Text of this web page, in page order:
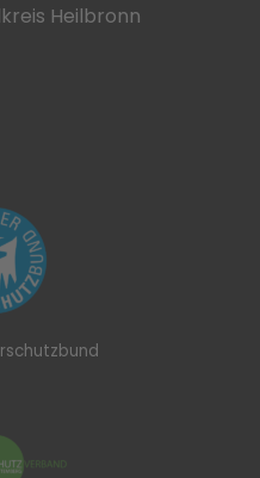
Heilbronn